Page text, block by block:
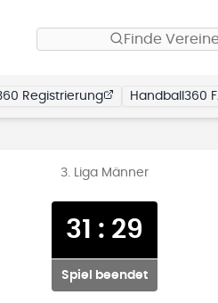
Finde
Registrierung Handball360
3. Liga Männer
31 : 29
Spiel beendet